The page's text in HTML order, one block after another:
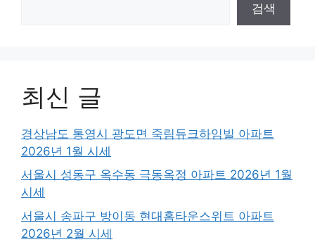
검색
최신 글
경상남도 통영시 광도면 죽림듀크하임빌 아파트
2026년 1월 시세
서울시 성동구 옥수동 극동옥정 아파트 2026년 1월
시세
서울시 송파구 방이동 현대홈타운스위트 아파트
2026년 2월 시세